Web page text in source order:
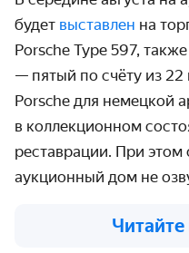
будет выставлен на
Porsche Type 597,
— пятый по счёту из
Porsche для немецкой
в коллекционном
реставрации. При
аукционный дом не
Читайте